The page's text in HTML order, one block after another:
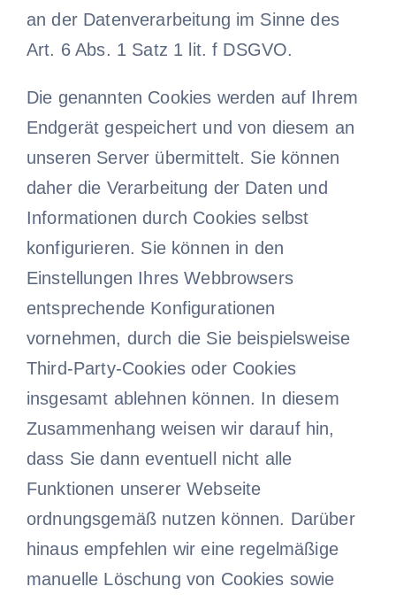
an der Datenverarbeitung im Sinne des
Art. 6 Abs. 1 Satz 1 lit. f DSGVO.
Die genannten Cookies werden auf Ihrem
Endgerät gespeichert und von diesem an
unseren Server übermittelt. Sie können
daher die Verarbeitung der Daten und
Informationen durch Cookies selbst
konfigurieren. Sie können in den
Einstellungen Ihres Webbrowsers
entsprechende Konfigurationen
vornehmen, durch die Sie beispielsweise
Third-Party-Cookies oder Cookies
insgesamt ablehnen können. In diesem
Zusammenhang weisen wir darauf hin,
dass Sie dann eventuell nicht alle
Funktionen unserer Webseite
ordnungsgemäß nutzen können. Darüber
hinaus empfehlen wir eine regelmäßige
manuelle Löschung von Cookies sowie